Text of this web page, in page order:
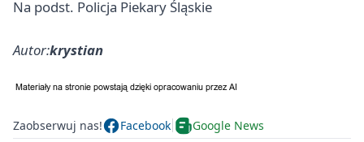
Na podst. Policja Piekary Śląskie
Autor:krystian
Zaobserwuj nas! Facebook Google News